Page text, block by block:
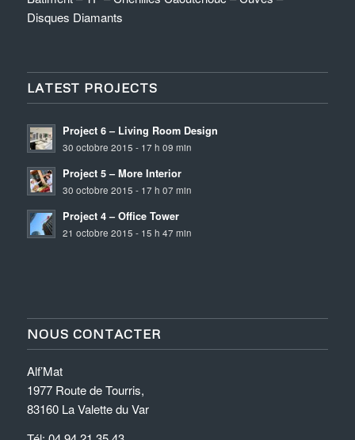
Disques Diamants
LATEST PROJECTS
Project 6 – Living Room Design
30 octobre 2015 - 17 h 09 min
Project 5 – More Interior
30 octobre 2015 - 17 h 07 min
Project 4 – Office Tower
21 octobre 2015 - 15 h 47 min
NOUS CONTACTER
Alf’Mat
1977 Route de Tourris,
83160 La Valette du Var